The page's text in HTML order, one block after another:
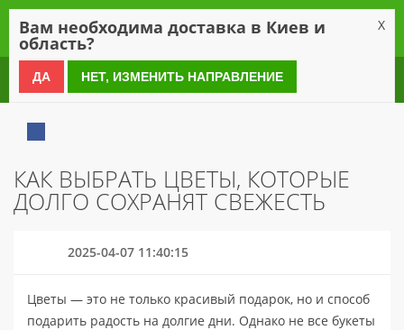
0 800 21 54 55
КАК ВЫБРАТЬ ЦВЕТЫ, КОТОРЫЕ
ДОЛГО СОХРАНЯТ СВЕЖЕСТЬ
2025-04-07 11:40:15
Цветы — это не только красивый подарок, но и способ
подарить радость на долгие дни. Однако не все букеты
Вам необходима доставка в Киев и
область?
X
ДА НЕТ, ИЗМЕНИТЬ НАПРАВЛЕНИЕ